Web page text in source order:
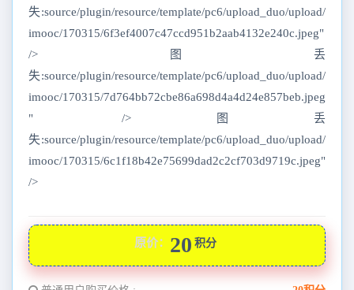
失:source/plugin/resource/template/pc6/upload_duo/upload/
imooc/170315/6f3ef4007c47ccd951b2aab4132e240c.jpeg"
/>图丢
失:source/plugin/resource/template/pc6/upload_duo/upload/
imooc/170315/7d764bb72cbe86a698d4a4d24e857beb.jpeg
" />图丢
失:source/plugin/resource/template/pc6/upload_duo/upload/
imooc/170315/6c1f18b42e75699dad2c2cf703d9719c.jpeg"
/>
原价： 20 积分